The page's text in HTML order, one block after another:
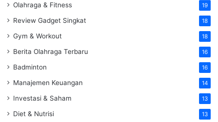
Olahraga & Fitness 19
Review Gadget Singkat 18
Gym & Workout 18
Berita Olahraga Terbaru 16
Badminton 16
Manajemen Keuangan 14
Investasi & Saham 13
Diet & Nutrisi 13